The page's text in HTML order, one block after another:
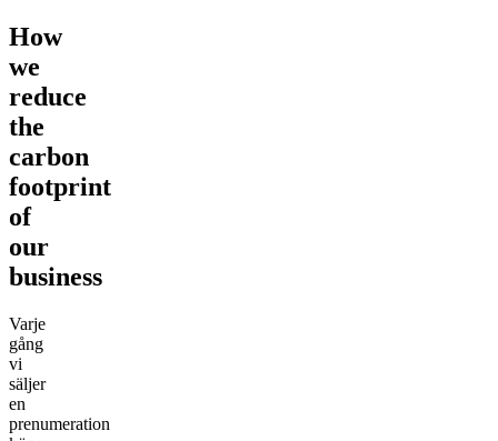
How
we
reduce
the
carbon
footprint
of
our
business
Varje
gång
vi
säljer
en
prenumeration